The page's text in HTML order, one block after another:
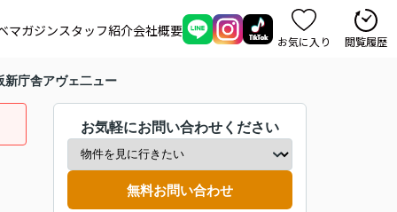
マガジンスタッフ紹介会社概要
お気に入り 閲覧履歴
新庁舎アヴェ二ュー
お気軽にお問い合わせください
無料お問い合わせ